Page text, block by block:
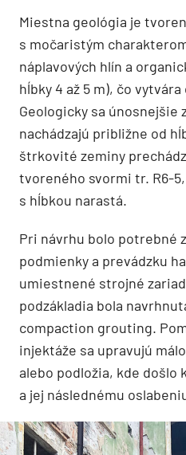
Miestna geológia je
s močaristým
náplavových hlín a
hĺbky 4 až 5 m), čo
Geologicky sa únosnejšie
nachádzajú približne od
štrkovité zeminy
tvoreného svormi tr. R6-
s hĺbkou narastá.
Pri návrhu bolo potrebné
podmienky a prevádzku
umiestnené strojné
podzákladia bola
compaction grouting.
injektáže sa upravujú
alebo podložia, kde došlo
a jej následnému